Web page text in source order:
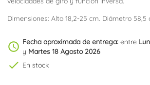
Dimensiones: Alto 18,2-25 cm. Diámetro 58,5
schedule Fecha aproximada de entrega: entre
y Martes 18 Agosto 2026
check En stock